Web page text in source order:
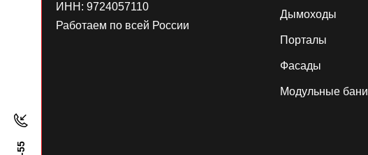
ИНН: 9724057110
Работаем по всей России
Дымоходы
Порталы
Фасады
Модульные бани